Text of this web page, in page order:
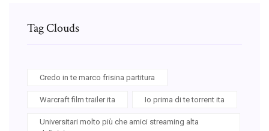
Tag Clouds
Credo in te marco frisina partitura
Warcraft film trailer ita Io prima di te torrent ita
Universitari molto più che amici streaming alta